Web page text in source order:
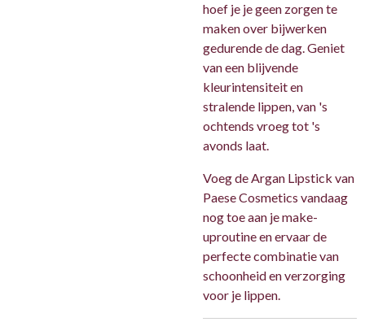
hoef je je geen zorgen te
maken over bijwerken
gedurende de dag. Geniet
van een blijvende
kleurintensiteit en
stralende lippen, van 's
ochtends vroeg tot 's
avonds laat.
Voeg de Argan Lipstick van
Paese Cosmetics vandaag
nog toe aan je make-
uproutine en ervaar de
perfecte combinatie van
schoonheid en verzorging
voor je lippen.